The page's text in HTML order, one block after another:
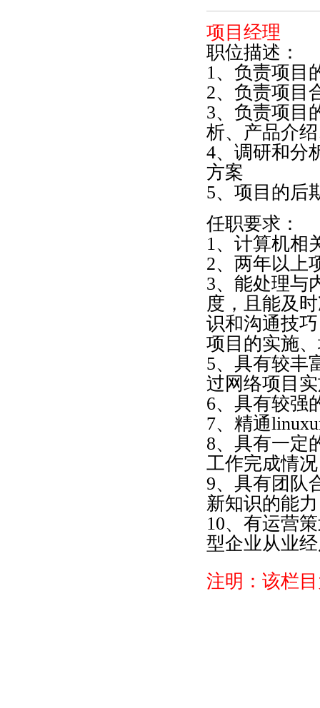
项目经理
职位描述：
1、负责项目
2、负责项目
3、负责项目
析、产品介
4、调研和分
方案
5、项目的后
任职要求：
1、计算机相
2、两年以上
3、能处理与
度，且能及
识和沟通技
项目的实施
5、具有较丰
过网络项目
6、具有较强
7、精通
8、具有一定
工作完成情况
9、具有团队
新知识的能
10、有运营
型企业从业
注明：该栏